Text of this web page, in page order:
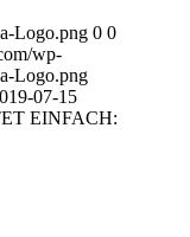
Logo.png 0 0
wp-
Logo.png
07-15
EINFACH: